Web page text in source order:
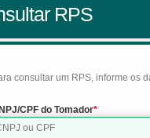
RPS
consultar um RPS, informe os
CPF do Tomador